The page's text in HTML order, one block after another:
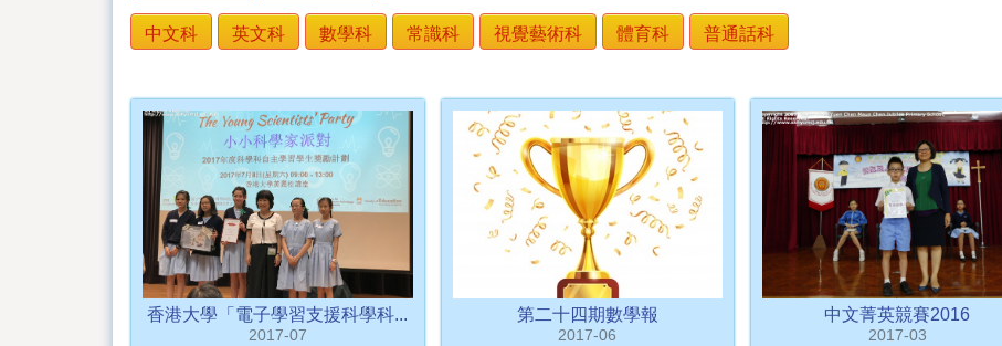
中文科 英文科 數學科 常識科 視覺藝術科 體育科 普通話科
香港大學「電子學習支援科學科...
2017-07
第二十四期數學報
2017-06
中文菁英競賽2016
2017-03